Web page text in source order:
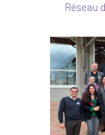
Réseau